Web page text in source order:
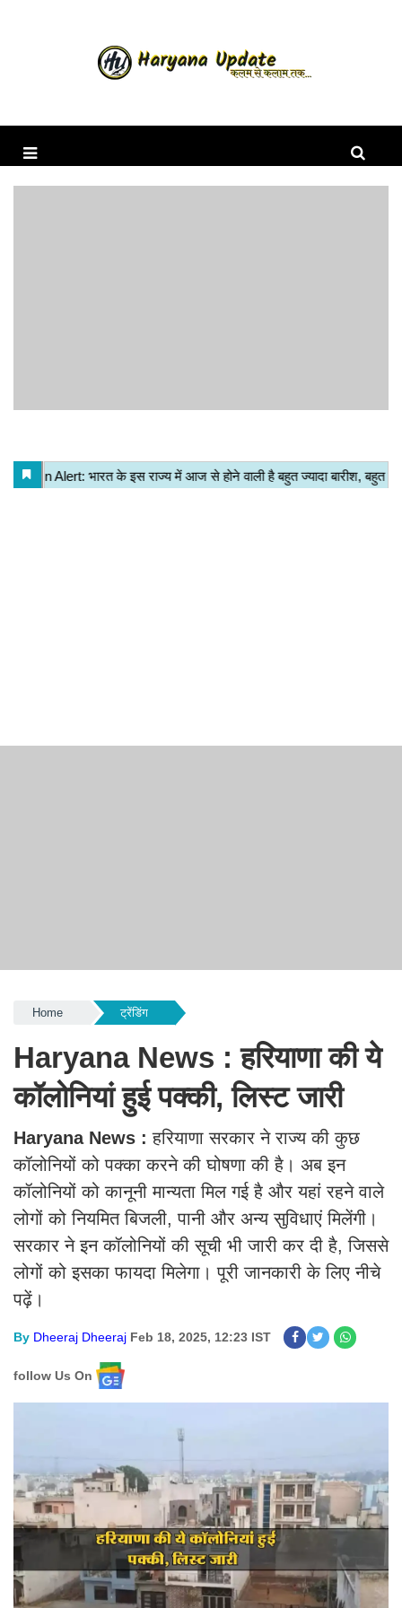
Home ट्रेंडिंग
Haryana News : हरियाणा की ये
कॉलोनियां हुई पक्की, लिस्ट जारी
Haryana News :हरियाणा सरकार ने राज्य की कुछ
कॉलोनियों को पक्का करने की घोषणा की है। अब इन
कॉलोनियों को कानूनी मान्यता मिल गई है और यहां रहने वाले
लोगों को नियमित बिजली, पानी और अन्य सुविधाएं मिलेंगी।
सरकार ने इन कॉलोनियों की सूची भी जारी कर दी है, जिससे
लोगों को इसका फायदा मिलेगा। पूरी जानकारी के लिए नीचे
पढ़ें।
By Dheeraj Dheeraj Feb 18, 2025, 12:23 IST
follow Us On